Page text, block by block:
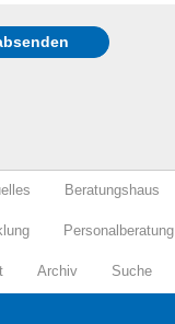
Beratungshaus
Personalberatung
Archiv Suche